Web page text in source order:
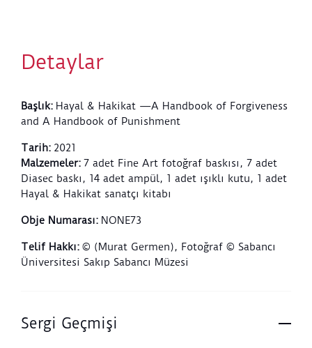
cinayet mahkûmlarının elleri görünecek şekilde
bekleyen mahkûmların ellerinin, ikinci duvarda ise
(Hakikat), müebbet ceza almış, bu af ile ilgisi
olmayan prangalı mahkûmların fotoğrafları yer
almaktadır. Sanatçı, mahkûmların kafalarını -sanki
giyotinle kesilmişçesine- kadraj dışında bırakarak,
onları kayıtlara yeniden birer suçlu olarak geçirmek
yerine kurtarmayı, affetmeyi ve onlara hayatta ikinci
bir şans vermeyi amaçlar. Öte yandan baskıcı
geçmiş ve bugün arasında bir köprü kurarak ceza ve af
kavramları üzerine hem kişisel hem de toplumsal
Detaylar
Başlık: Hayal & Hakikat —A Handbook of Forgiveness
and A Handbook of Punishment
Tarih: 2021
Malzemeler: 7 adet Fine Art fotoğraf baskısı, 7 adet
Diasec baskı, 14 adet ampül, 1 adet ışıklı kutu, 1 adet
Hayal & Hakikat sanatçı kitabı
Obje Numarası: NONE73
Telif Hakkı: © (Murat Germen), Fotoğraf © Sabancı
Üniversitesi Sakıp Sabancı Müzesi
Sergi Geçmişi